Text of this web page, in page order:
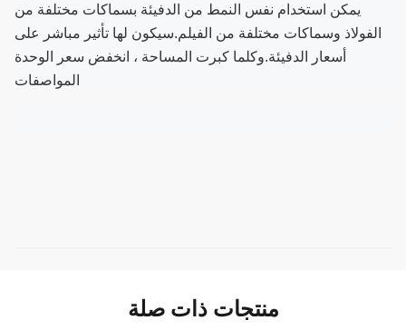
يمكن استخدام نفس النمط من الدفيئة بسماكات مختلفة من
الفولاذ وسماكات مختلفة من الفيلم.سيكون لها تأثير مباشر على
أسعار الدفيئة.وكلما كبرت المساحة ، انخفض سعر الوحدة
المواصفات
منتجات ذات صلة